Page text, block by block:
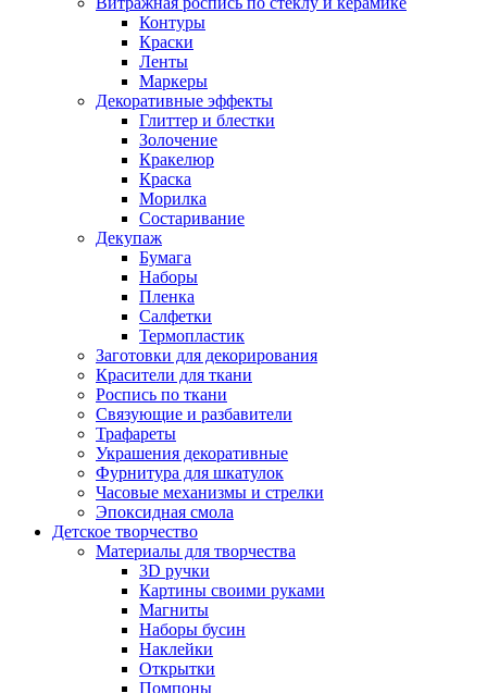
Контуры
Краски
Ленты
Маркеры
Декоративные эффекты
Глиттер и блестки
Золочение
Кракелюр
Краска
Морилка
Состаривание
Декупаж
Бумага
Наборы
Пленка
Салфетки
Термопластик
Заготовки для декорирования
Красители для ткани
Роспись по ткани
Связующие и разбавители
Трафареты
Украшения декоративные
Фурнитура для шкатулок
Часовые механизмы и стрелки
Эпоксидная смола
Детское творчество
Материалы для творчества
3D ручки
Картины своими руками
Магниты
Наборы бусин
Наклейки
Открытки
Помпоны